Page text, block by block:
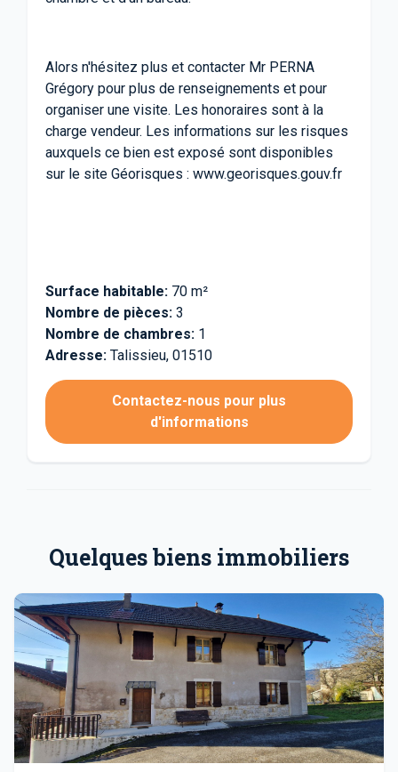
Alors n'hésitez plus et contacter Mr PERNA
Grégory pour plus de renseignements et pour
organiser une visite. Les honoraires sont à la
charge vendeur. Les informations sur les risques
auxquels ce bien est exposé sont disponibles
sur le site Géorisques : www.georisques.gouv.fr
Surface habitable: 70 m²
Nombre de pièces: 3
Nombre de chambres: 1
Adresse: Talissieu, 01510
Contactez-nous pour plus
d'informations
Quelques biens immobiliers